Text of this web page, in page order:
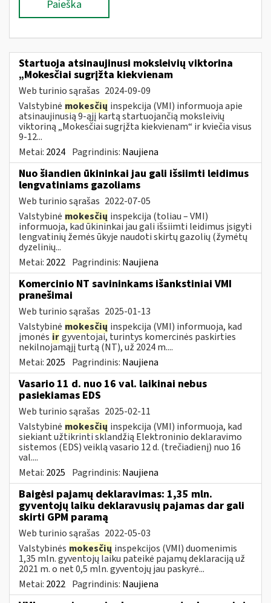
Paieška
Startuoja atsinaujinusi moksleivių viktorina
„Mokesčiai sugrįžta kiekvienam
Web turinio sąrašas 2024-09-09
Valstybinė mokesčių inspekcija (VMI) informuoja apie
atsinaujinusią 9-ąjį kartą startuojančią moksleivių
viktoriną „Mokesčiai sugrįžta kiekvienam“ ir kviečia visus
9-12...
Metai: 2024 Pagrindinis: Naujiena
Nuo šiandien ūkininkai jau gali išsiimti leidimus
lengvatiniams gazoliams
Web turinio sąrašas 2022-07-05
Valstybinė mokesčių inspekcija (toliau – VMI)
informuoja, kad ūkininkai jau gali išsiimti leidimus įsigyti
lengvatinių žemės ūkyje naudoti skirtų gazolių (žymėtų
dyzelinių...
Metai: 2022 Pagrindinis: Naujiena
Komercinio NT savininkams išankstiniai VMI
pranešimai
Web turinio sąrašas 2025-01-13
Valstybinė mokesčių inspekcija (VMI) informuoja, kad
įmonės irgyventojai, turintys komercinės paskirties
nekilnojamąjį turtą (NT), už 2024 m....
Metai: 2025 Pagrindinis: Naujiena
Vasario 11 d. nuo 16 val. laikinai nebus
pasiekiamas EDS
Web turinio sąrašas 2025-02-11
Valstybinė mokesčių inspekcija (VMI) informuoja, kad
siekiant užtikrinti sklandžią Elektroninio deklaravimo
sistemos (EDS) veiklą vasario 12 d. (trečiadienį) nuo 16
val....
Metai: 2025 Pagrindinis: Naujiena
Baigėsi pajamų deklaravimas: 1,35 mln.
gyventojų laiku deklaravusių pajamas dar gali
skirti GPM paramą
Web turinio sąrašas 2022-05-03
Valstybinės mokesčių inspekcijos (VMI) duomenimis
1,35 mln. gyventojų laiku pateikė pajamų deklaraciją už
2021 m. o net 0,5 mln. gyventojų jau paskyrė...
Metai: 2022 Pagrindinis: Naujiena